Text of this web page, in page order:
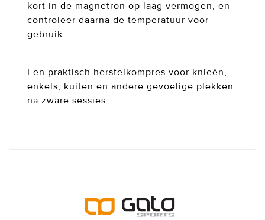
kort in de magnetron op laag vermogen, en
controleer daarna de temperatuur voor
gebruik.
Een praktisch herstelkompres voor knieën,
enkels, kuiten en andere gevoelige plekken
na zware sessies.